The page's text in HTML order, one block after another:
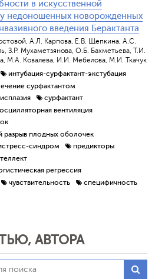
в искусственной
у недоношенных новорожденных
введения Берактанта
А.Л. Карпова, Е.В. Щепкина, А.С.
З.Р. Мухаметзянова, О.Б. Бахметьева, Т.И.
М.А. Ковалева, И.И. Мебелова, М.И. Ткачук
интубация-сурфактант-экстубация
сурфактантом
сурфактант
вентиляция
плодных оболочек
синдром
предикторы
регрессия
чувствительность
специфичность
АВТОРА